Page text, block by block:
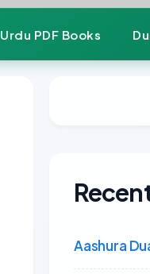
Urdu PDF Books
Aashura